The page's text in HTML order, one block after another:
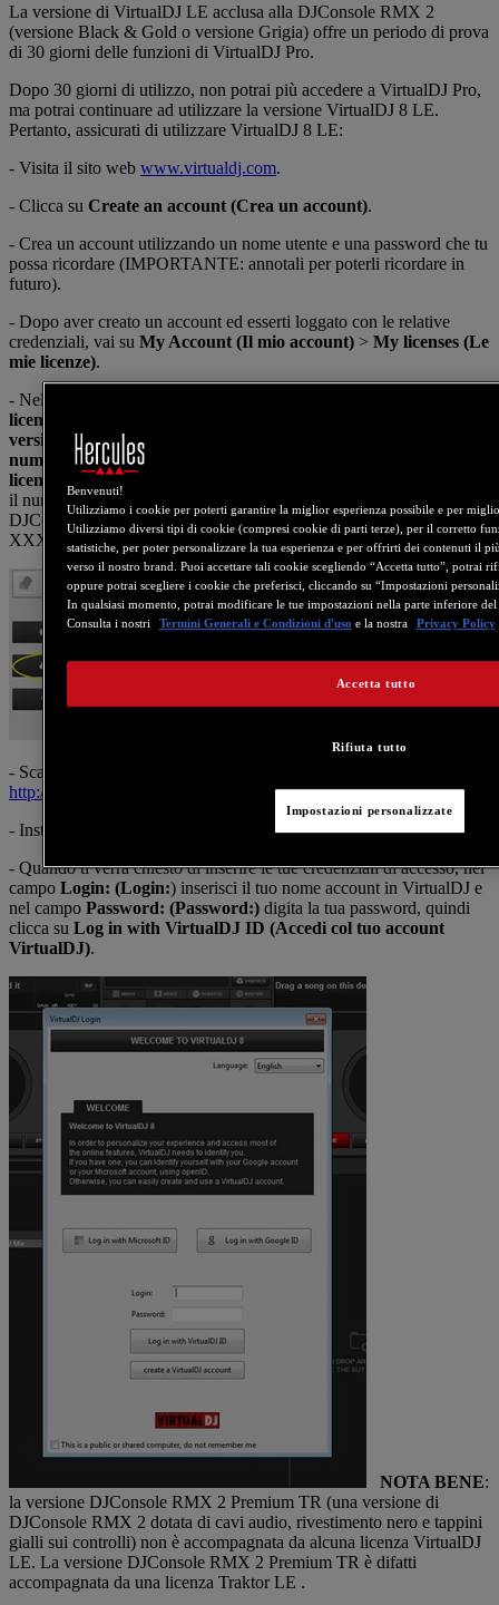
La versione di VirtualDJ LE acclusa alla DJConsole RMX 2
(versione Black & Gold o versione Grigia) offre un periodo di prova
di 30 giorni delle funzioni di VirtualDJ Pro.
Dopo 30 giorni di utilizzo, non potrai più accedere a VirtualDJ Pro,
ma potrai continuare ad utilizzare la versione VirtualDJ 8 LE.
Pertanto, assicurati di utilizzare VirtualDJ 8 LE:
- Visita il sito web www.virtualdj.com.
- Clicca su Create an account (Crea un account).
- Crea un account utilizzando un nome utente e una password che tu
possa ricordare (IMPORTANTE: annotali per poterli ricordare in
futuro).
- Dopo aver creato un account ed esserti loggato con le relative
credenziali, vai su My Account (Il mio account) > My licenses (Le
mie licenze).
- Nel campo
license number, or if you have a license number from an older
version, you can enter it here: (Se il tuo controller dispone di un
numero di licenza VirtualDJ OEM, o se possiedi un numero di
licenza di una versione più vecchia, puoi inserirlo qui:)
il numero di licenza riportato sulla parte inferiore del tuo controller
DJConsole RMX 2, così: XXXX-XXXX-XXXX (e non XXXX-
XXXXXXXX / RMX2). Dopodiché, clicca suOK .
- Scarica il software VirtualDJ 8 dal link
http://www.virtualdj.com/download/index.html.
- Installa il software VirtualDJ 8.
- Quando ti verrà chiesto di inserire le tue credenziali di accesso, nel
campo Login: (Login:) inserisci il tuo nome account in VirtualDJ e
nel campo Password: (Password:) digita la tua password, quindi
clicca su Log in with VirtualDJ ID (Accedi col tuo account
VirtualDJ).
NOTA BENE:
la versione DJConsole RMX 2 Premium TR (una versione di
DJConsole RMX 2 dotata di cavi audio, rivestimento nero e tappini
gialli sui controlli) non è accompagnata da alcuna licenza VirtualDJ
LE. La versione DJConsole RMX 2 Premium TR è difatti
accompagnata da una licenza Traktor LE .
Benvenuti!
Utilizziamo i cookie per poterti garantire la miglior esperienza possibile e per
Utilizziamo diversi tipi di cookie (compresi cookie di parti terze), per il corretto
statistiche, per poter personalizzare la tua esperienza e per offrirti dei contenuti il
verso il nostro brand. Puoi accettare tali cookie scegliendo “Accetta tutto”, potrai
oppure potrai scegliere i cookie che preferisci, cliccando su “Impostazioni
In qualsiasi momento, potrai modificare le tue impostazioni nella parte inferiore del
Consulta i nostri
Termini Generali e Condizioni d'uso e la nostra Privacy Policy
Rifiuta tutto
Accetta tutto
Impostazioni personalizzate